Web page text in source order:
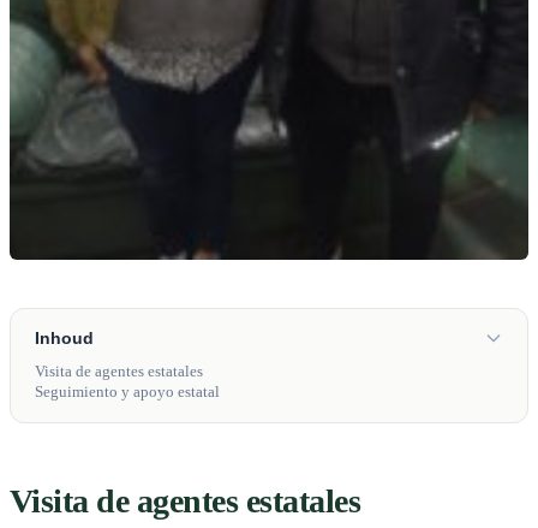
Inhoud
Visita de agentes estatales
Seguimiento y apoyo estatal
Visita de agentes estatales